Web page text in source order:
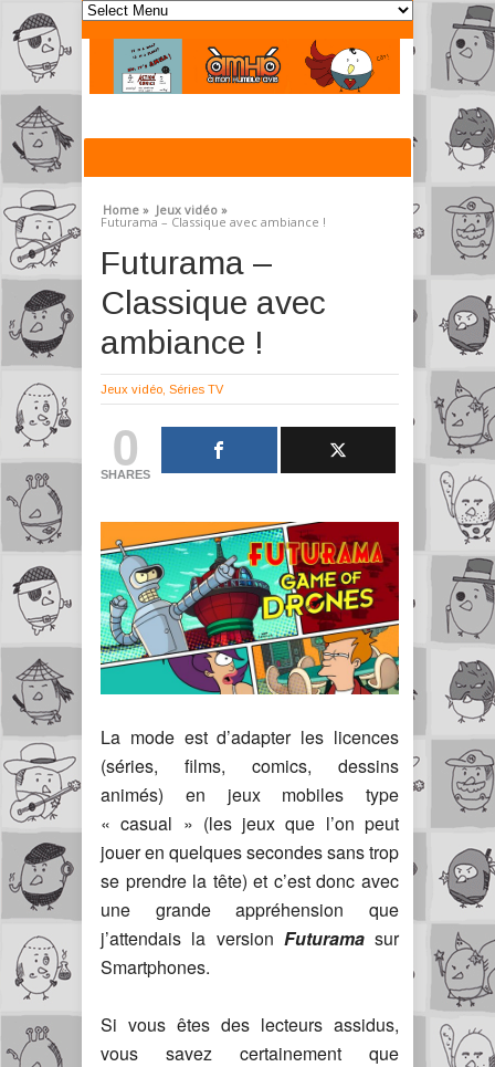
Home » Jeux vidéo »
Futurama – Classique avec ambiance !
Futurama –
Classique avec
ambiance !
Jeux vidéo Séries TV
0
SHARES
La mode est d’adapter les licences
(séries, films, comics, dessins
animés) en jeux mobiles type
« casual » (les jeux que l’on peut
jouer en quelques secondes sans trop
se prendre la tête) et c’est donc avec
une grande appréhension que
j’attendais la version Futurama sur
Smartphones.
Si vous êtes des lecteurs assidus,
vous savez certainement que